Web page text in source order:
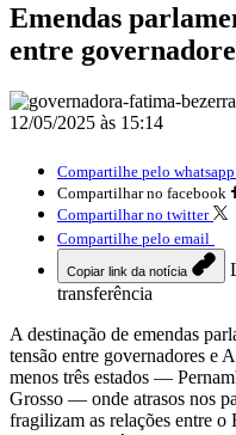
Emendas
entre
12/05/2025 às 15:14
Compartilhe pelo whatsapp
Compartilhar no facebook
Compartilhar no twitter
Compartilhe pelo email
Copiar link da notícia
transferência
A destinação de emendas
tensão entre governadores e
menos três estados —
Grosso — onde atrasos nos
fragilizam as relações entre